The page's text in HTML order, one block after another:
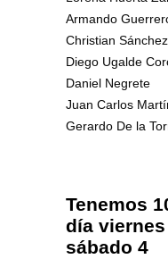
Armando
Christian
Diego Ugalde
Daniel Negrete
Juan Carlos
Gerardo De la
Tenemos
día
sábado 4